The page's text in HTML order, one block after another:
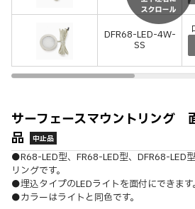
DFR68-LED-4W-
SS
サーフェースマウントリング
品
中止品
●R68-LED型、FR68-LED型、DFR68-LED
リングです。
●埋込タイプのLEDライトを面付にできます。
●カラーはライトと同色です。